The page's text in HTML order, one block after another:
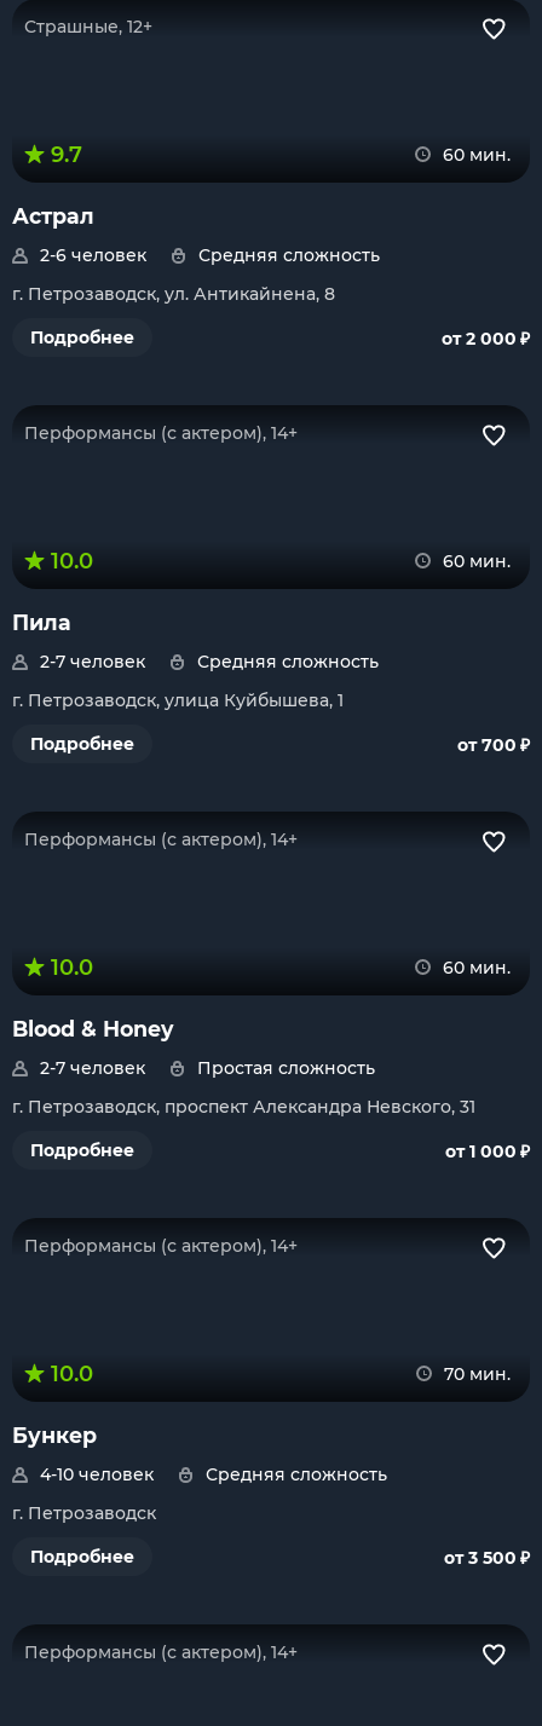
Страшные, 12+
9.7 60 мин.
Астрал
2-6 человек
Средняя сложность
г. Петрозаводск, ул. Антикайнена, 8
Подробнее
от 2 000 ₽
Перформансы (с актером), 14+
10.0 60 мин.
Пила
2-7 человек
Средняя сложность
г. Петрозаводск, улица Куйбышева, 1
Подробнее
от 700 ₽
Перформансы (с актером), 14+
10.0 60 мин.
Blood & Honey
2-7 человек
Простая сложность
г. Петрозаводск, проспект Александра Невского, 31
Подробнее
от 1 000 ₽
Перформансы (с актером), 14+
10.0 70 мин.
Бункер
4-10 человек
Средняя сложность
г. Петрозаводск
Подробнее
от 3 500 ₽
Перформансы (с актером), 14+